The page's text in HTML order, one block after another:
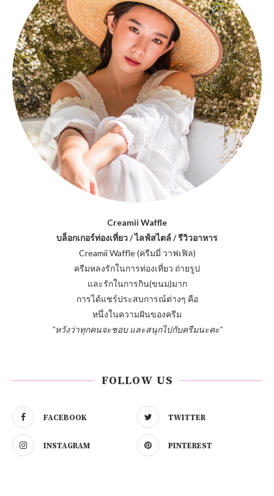
Creamii Waffle
บล็อกเกอร์ท่องเที่ยว / ไลฟ์สไตล์ / รีวิวอาหาร
Creamii Waffle (ครีมมี่ วาฟเฟิล)
ครีมหลงรักในการท่องเที่ยว ถ่ายรูป
และรักในการกิน(ขนม)มาก
การได้แชร์ประสบการณ์ต่างๆ คือ
หนึ่งในความฝันของครีม
"หวังว่าทุกคนจะชอบ และสนุกไปกับครีมนะคะ"
FOLLOW US
FACEBOOK TWITTER
INSTAGRAM PINTEREST